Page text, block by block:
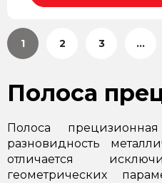
1 2 3 ...
Полоса
Полоса
разновидность
отличается
геометрических